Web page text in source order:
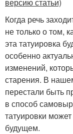
Когда речь
не только о том,
эта татуировка
особенно
изменений,
старения. В
перестали быть
в способ
татуировки
будущем.